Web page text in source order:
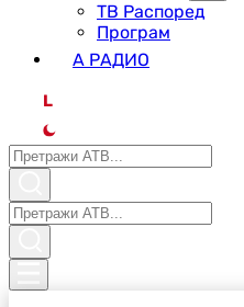
ТВ Распоред
Програм
А РАДИО
L